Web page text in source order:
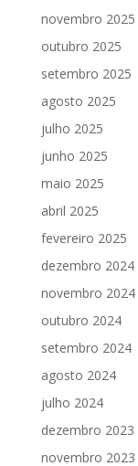
novembro 2025
outubro 2025
setembro 2025
agosto 2025
julho 2025
junho 2025
maio 2025
abril 2025
fevereiro 2025
dezembro 2024
novembro 2024
outubro 2024
setembro 2024
agosto 2024
julho 2024
dezembro 2023
novembro 2023